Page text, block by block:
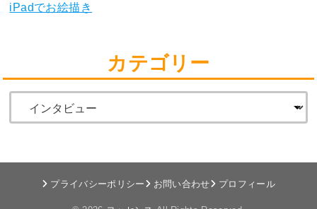
iPadでお絵描き
カテゴリー
プライバシーポリシー お問い合わせ プロフィール